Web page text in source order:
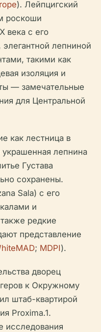
). Лейпцигский
роскоши
века с его
лепниной
такими как
изоляция и
— замечательные
для Центральной
как лестница в
лепнина
Густава
сохранены.
Sala) с его
и
редкие
представление
; MDPI).
дворец
к Окружному
штаб-квартирой
Proxima.1.
исследования